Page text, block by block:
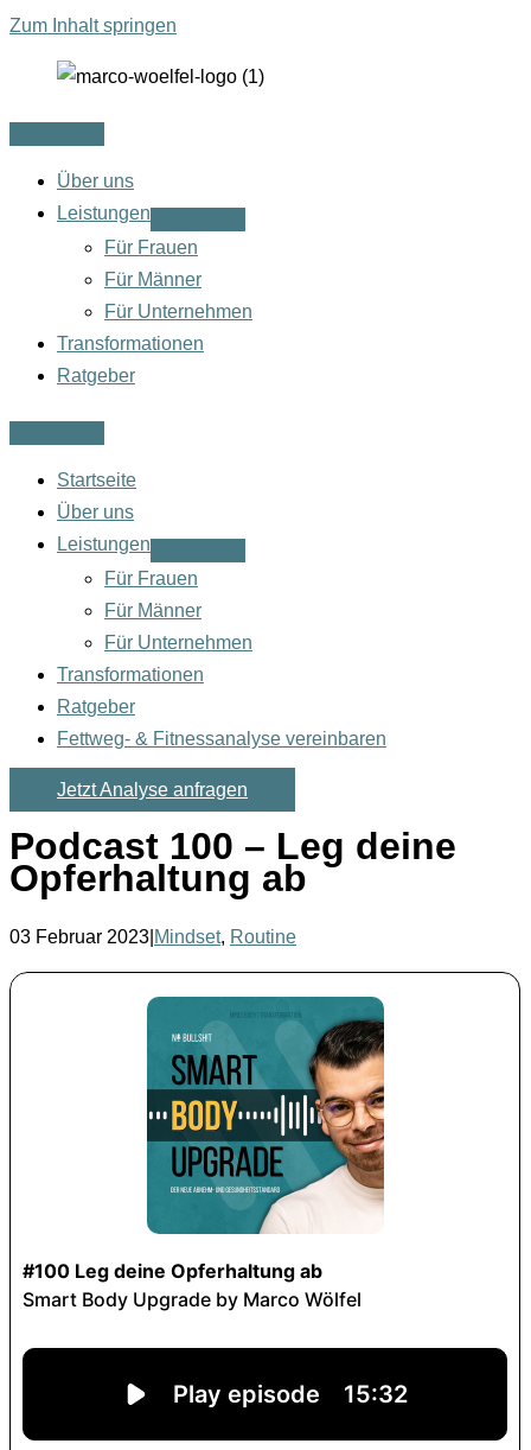
Zum Inhalt springen
Über uns
Leistungen
Für Frauen
Für Männer
Für Unternehmen
Transformationen
Ratgeber
Startseite
Über uns
Leistungen
Für Frauen
Für Männer
Für Unternehmen
Transformationen
Ratgeber
Fettweg- & Fitnessanalyse vereinbaren
Jetzt Analyse anfragen
Podcast 100 – Leg deine
Opferhaltung ab
03 Februar 2023 Mindset, Routine